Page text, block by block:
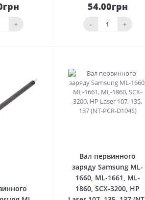
+
54.00грн
- +
кошика
Вал первинного
заряду Samsung ML-
1660, ML-1661, ML-
1860, SCX-3200, HP